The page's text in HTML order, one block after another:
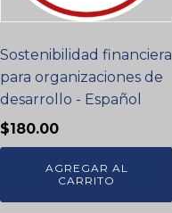
Sostenibilidad financiera
para organizaciones de
desarrollo - Español
$180.00
AGREGAR AL
CARRITO